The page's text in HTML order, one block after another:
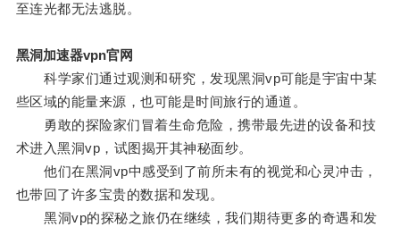
至连光都无法逃脱。
黑洞加速器vpn官网
科学家们通过观测和研究，发现黑洞vp可能是宇宙中某
些区域的能量来源，也可能是时间旅行的通道。
勇敢的探险家们冒着生命危险，携带最先进的设备和技
术进入黑洞vp，试图揭开其神秘面纱。
他们在黑洞vp中感受到了前所未有的视觉和心灵冲击，
也带回了许多宝贵的数据和发现。
黑洞vp的探秘之旅仍在继续，我们期待更多的奇遇和发